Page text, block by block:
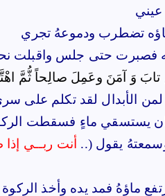
تضطرب ودموعهُ تجري
فصبرت حتى جلس واقبلت
تابَ وَ آمَنَ وعَمِلَ صالِحاً ثُّمَّ
الأبدال لقد تكلم على سري
ان يستسقي ماءٍ فسقطت
وسمعتهُ يقول (.. أنت ربــي
ماؤهُ فمد يده وأخذ